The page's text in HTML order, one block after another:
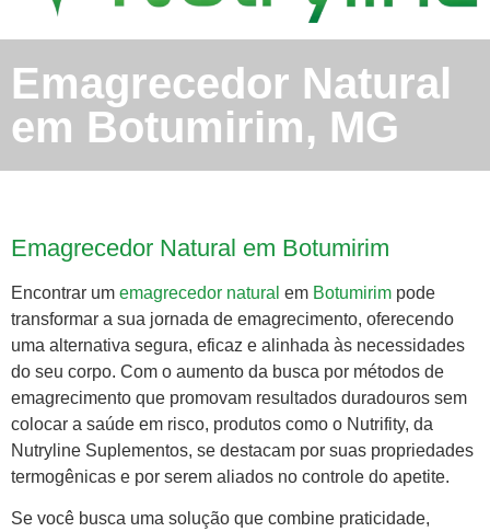
Emagrecedor Natural
em Botumirim, MG
Emagrecedor Natural em Botumirim
Encontrar um emagrecedor natural em Botumirim pode
transformar a sua jornada de emagrecimento, oferecendo
uma alternativa segura, eficaz e alinhada às necessidades
do seu corpo. Com o aumento da busca por métodos de
emagrecimento que promovam resultados duradouros sem
colocar a saúde em risco, produtos como o Nutrifity, da
Nutryline Suplementos, se destacam por suas propriedades
termogênicas e por serem aliados no controle do apetite.
Se você busca uma solução que combine praticidade,